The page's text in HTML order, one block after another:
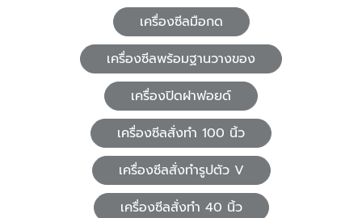
เครื่องซีลมือกด
เครื่องซีลพร้อมฐานวางของ
เครื่องปิดฝาฟอยด์
เครื่องซีลสั่งทำ 100 นิ้ว
เครื่องซีลสั่งทำรูปตัว V
เครื่องซีลสั่งทำ 40 นิ้ว